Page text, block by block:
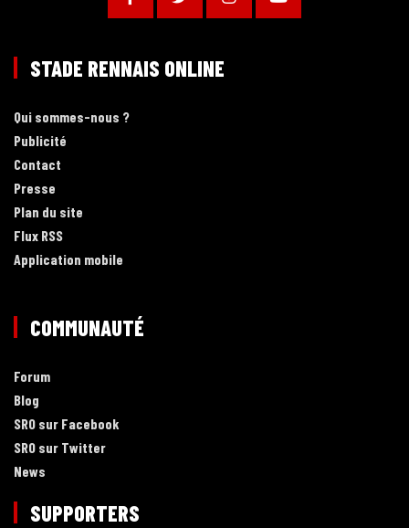
STADE RENNAIS ONLINE
Qui sommes-nous ?
Publicité
Contact
Presse
Plan du site
Flux RSS
Application mobile
COMMUNAUTÉ
Forum
Blog
SRO sur Facebook
SRO sur Twitter
News
SUPPORTERS